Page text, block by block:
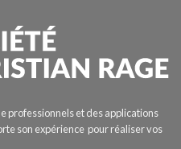
professionnels et des applications
son expérience pour réaliser vos